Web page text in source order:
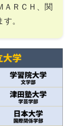
ＡＲＣＨ、関
。